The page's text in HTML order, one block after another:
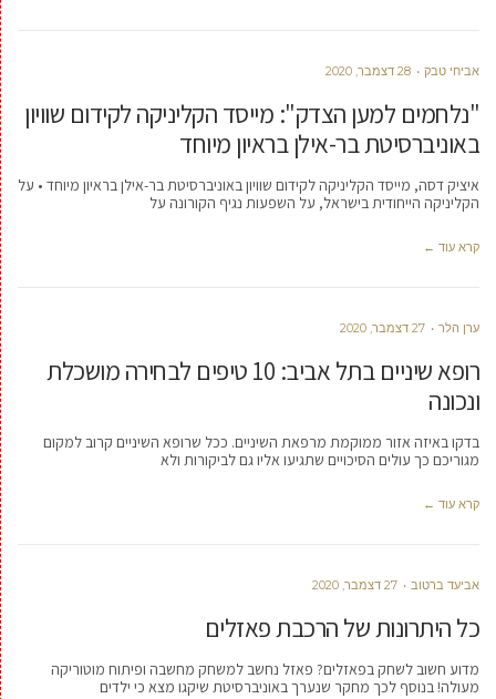
אביחי טבק 28 דצמבר, 2020
"נלחמים למען הצדק": מייסד הקליניקה לקידום שוויון
באוניברסיטת בר-אילן בראיון מיוחד
איציק דסה, מייסד הקליניקה לקידום שוויון באוניברסיטת בר-אילן בראיון מיוחד • על
הקליניקה הייחודית בישראל, על השפעות נגיף הקורונה על
קרא עוד ←
ערן הלר 27 דצמבר, 2020
רופא שיניים בתל אביב: 10 טיפים לבחירה מושכלת
ונכונה
בדקו באיזה אזור ממוקמת מרפאת השיניים. ככל שרופא השיניים קרוב למקום
מגוריכם כך עולים הסיכויים שתגיעו אליו גם לביקורות ולא
קרא עוד ←
אביעד ברטוב 27 דצמבר, 2020
כל היתרונות של הרכבת פאזלים
מדוע חשוב לשחק בפאזלים? פאזל נחשב למשחק מחשבה ופיתוח מוטוריקה
מעולה! בנוסף לכך מחקר שנערך באוניברסיטת שיקגו מצא כי ילדים